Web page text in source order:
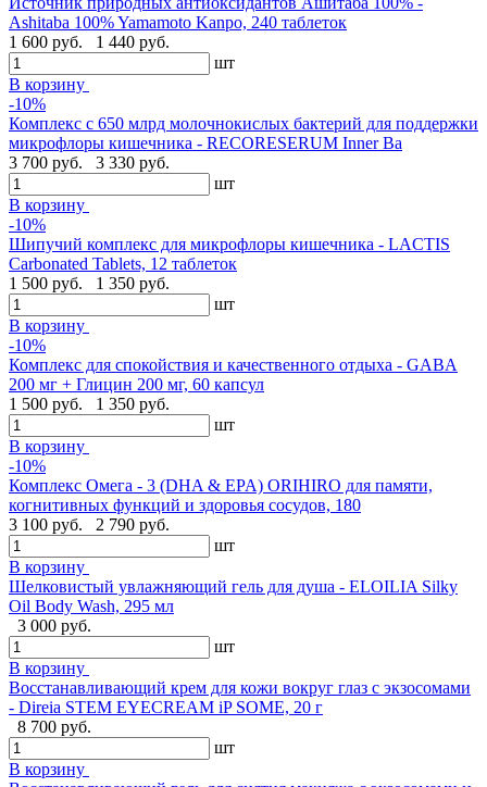
Ashitaba 100% Yamamoto Kanpo, 240 таблеток
1 600 руб.
1 440 руб.
шт
В корзину
-10%
Комплекс с 650 млрд молочнокислых бактерий для поддержки
микрофлоры кишечника - RECORESERUM Inner Ba
3 700 руб.
3 330 руб.
шт
В корзину
-10%
Шипучий комплекс для микрофлоры кишечника - LACTIS
Carbonated Tablets, 12 таблеток
1 500 руб.
1 350 руб.
шт
В корзину
-10%
Комплекс для спокойствия и качественного отдыха - GABA
200 мг + Глицин 200 мг, 60 капсул
1 500 руб.
1 350 руб.
шт
В корзину
-10%
Комплекс Омега - 3 (DHA & EPA) ORIHIRO для памяти,
когнитивных функций и здоровья сосудов, 180
3 100 руб.
2 790 руб.
шт
В корзину
Шелковистый увлажняющий гель для душа - ELOILIA Silky
Oil Body Wash, 295 мл
3 000 руб.
шт
В корзину
Восстанавливающий крем для кожи вокруг глаз с экзосомами
- Direia STEM EYECREAM iP SOME, 20 г
8 700 руб.
шт
В корзину